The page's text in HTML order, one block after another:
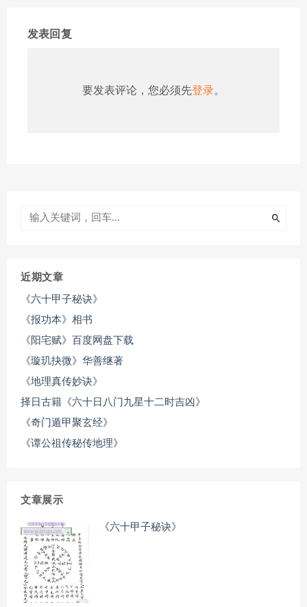
发表回复
要发表评论，您必须先登录。
近期文章
《六十甲子秘诀》
《报功本》相书
《阳宅赋》百度网盘下载
《璇玑抉微》华善继著
《地理真传妙诀》
择日古籍《六十日八门九星十二时吉凶》
《奇门遁甲聚玄经》
《谭公祖传秘传地理》
文章展示
《六十甲子秘诀》